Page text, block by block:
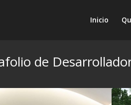
Inicio
de